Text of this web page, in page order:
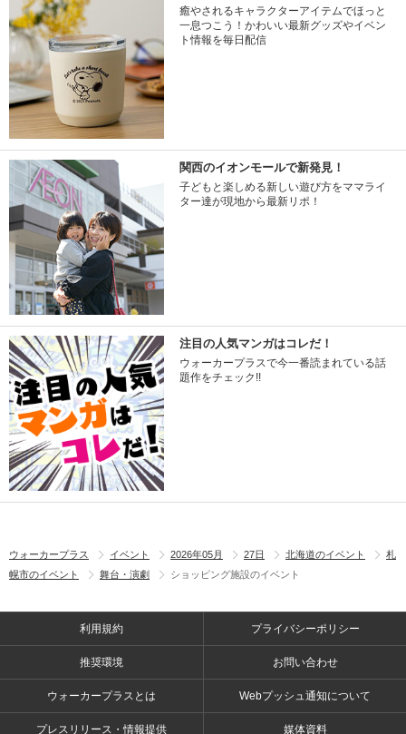
癒やされるキャラクターアイテムでほっと
一息つこう！かわいい最新グッズやイベン
ト情報を毎日配信
関西のイオンモールで新発見！
子どもと楽しめる新しい遊び方をママライ
ター達が現地から最新リポ！
注目の人気マンガはコレだ！
ウォーカープラスで今一番読まれている話
題作をチェック!!
ウォーカープラス イベント 2026年05月 27日 北海道のイベント
札
幌市のイベント
舞台・演劇 ショッピング施設のイベント
利用規約 プライバシーポリシー
推奨環境 お問い合わせ
ウォーカープラスとは Webプッシュ通知について
プレスリリース・情報提供 媒体資料